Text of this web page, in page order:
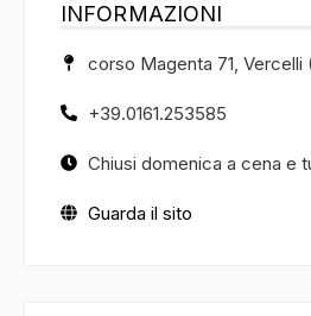
INFORMAZIONI
corso Magenta 71, Vercelli
+39.0161.253585
Chiusi domenica a cena e
Guarda il sito